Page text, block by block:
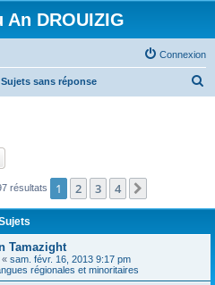
DROUIZIG
Connexion
Sujets sans réponse
c
résultats 1 2 3 4
Tamazight
« sam. févr. 16, 2013 9:17 pm
régionales et minoritaires